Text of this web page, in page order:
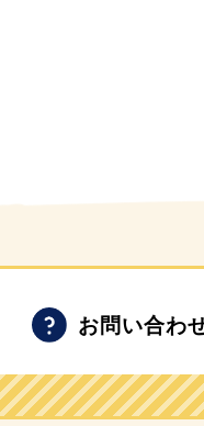
お問い合わ